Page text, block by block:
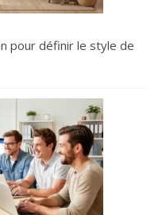
pour définir le style de